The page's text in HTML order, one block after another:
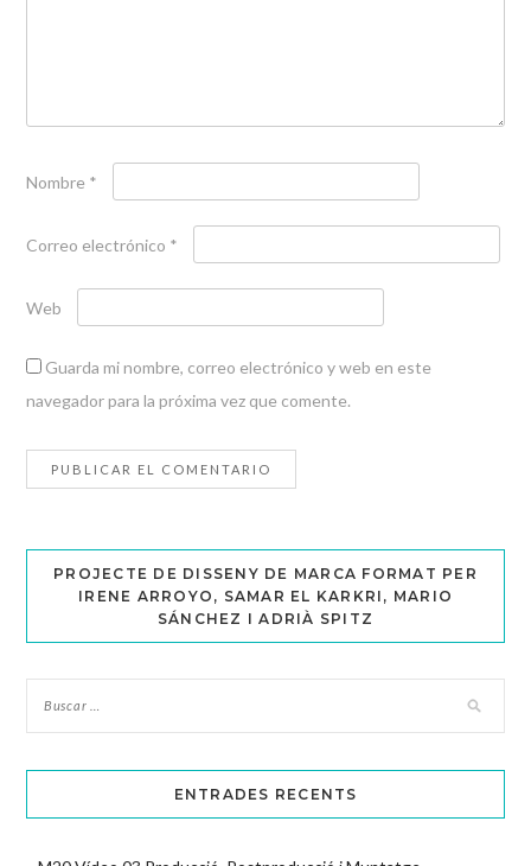
Nombre *
Correo electrónico *
Web
Guarda mi nombre, correo electrónico y web en este
navegador para la próxima vez que comente.
PROJECTE DE DISSENY DE MARCA FORMAT PER
IRENE ARROYO, SAMAR EL KARKRI, MARIO
SÁNCHEZ I ADRIÀ SPITZ
ENTRADES RECENTS